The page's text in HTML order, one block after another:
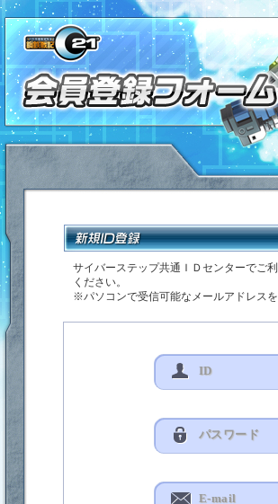
オンラインロボアクショ
テップ共通IDセンター
サイバーステップ共通ＩＤセンターでご
ください。
※パソコンで受信可能なメールアドレス